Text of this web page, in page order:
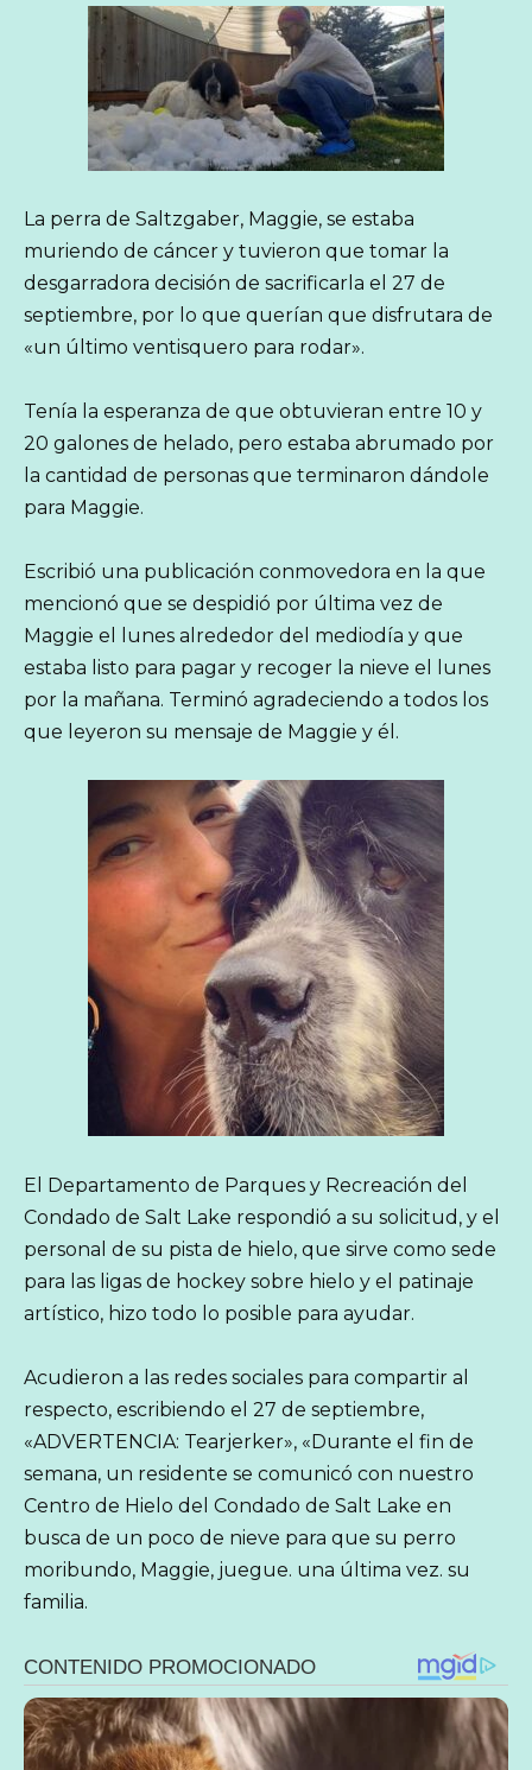
La perra de Saltzgaber, Maggie, se estaba
muriendo de cáncer y tuvieron que tomar la
desgarradora decisión de sacrificarla el 27 de
septiembre, por lo que querían que disfrutara de
«un último ventisquero para rodar».
Tenía la esperanza de que obtuvieran entre 10 y
20 galones de helado, pero estaba abrumado por
la cantidad de personas que terminaron dándole
para Maggie.
Escribió una publicación conmovedora en la que
mencionó que se despidió por última vez de
Maggie el lunes alrededor del mediodía y que
estaba listo para pagar y recoger la nieve el lunes
por la mañana. Terminó agradeciendo a todos los
que leyeron su mensaje de Maggie y él.
El Departamento de Parques y Recreación del
Condado de Salt Lake respondió a su solicitud, y el
personal de su pista de hielo, que sirve como sede
para las ligas de hockey sobre hielo y el patinaje
artístico, hizo todo lo posible para ayudar.
Acudieron a las redes sociales para compartir al
respecto, escribiendo el 27 de septiembre,
«ADVERTENCIA: Tearjerker», «Durante el fin de
semana, un residente se comunicó con nuestro
Centro de Hielo del Condado de Salt Lake en
busca de un poco de nieve para que su perro
moribundo, Maggie, juegue. una última vez. su
familia.